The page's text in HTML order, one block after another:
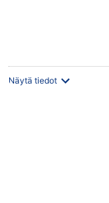
Näytä tiedot